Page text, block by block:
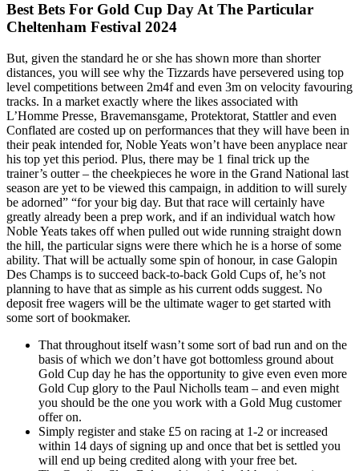
Best Bets For Gold Cup Day At The Particular
Cheltenham Festival 2024
But, given the standard he or she has shown more than shorter
distances, you will see why the Tizzards have persevered using top
level competitions between 2m4f and even 3m on velocity favouring
tracks. In a market exactly where the likes associated with
L’Homme Presse, Bravemansgame, Protektorat, Stattler and even
Conflated are costed up on performances that they will have been in
their peak intended for, Noble Yeats won’t have been anyplace near
his top yet this period. Plus, there may be 1 final trick up the
trainer’s outter – the cheekpieces he wore in the Grand National last
season are yet to be viewed this campaign, in addition to will surely
be adorned” “for your big day. But that race will certainly have
greatly already been a prep work, and if an individual watch how
Noble Yeats takes off when pulled out wide running straight down
the hill, the particular signs were there which he is a horse of some
ability. That will be actually some spin of honour, in case Galopin
Des Champs is to succeed back-to-back Gold Cups of, he’s not
planning to have that as simple as his current odds suggest. No
deposit free wagers will be the ultimate wager to get started with
some sort of bookmaker.
That throughout itself wasn’t some sort of bad run and on the
basis of which we don’t have got bottomless ground about
Gold Cup day he has the opportunity to give even even more
Gold Cup glory to the Paul Nicholls team – and even might
you should be the one you work with a Gold Mug customer
offer on.
Simply register and stake £5 on racing at 1-2 or increased
within 14 days of signing up and once that bet is settled you
will end up being credited along with your free bet.